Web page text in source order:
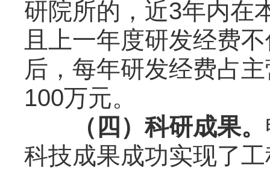
研院所的，近3年内在
且上一年度研发经费
后，每年研发经费占
100万元。
（ 四 ）科研成果。
科技成果成功实现了